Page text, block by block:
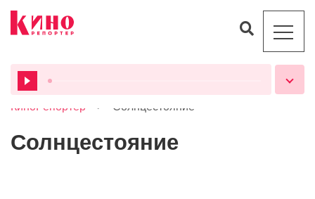
ВСЕ ПОДКАСТЫ
КиноРепортер > Солнцестояние
Солнцестояние